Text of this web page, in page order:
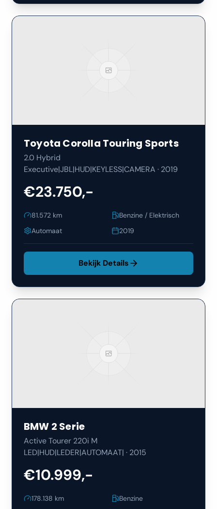
Toyota Corolla Touring Sports
2.0 Hybrid
Executive|JBL|HUD|KEYLESS|CAMERA · 2019
€23.750,-
81.572 km
Benzine / Elektrisch
Automaat
2019
Bekijk Details
BMW 2 Serie
Active Tourer 220i M
LED|HUD|LEDER|AUTOMAAT| · 2015
€10.999,-
178.138 km
Benzine